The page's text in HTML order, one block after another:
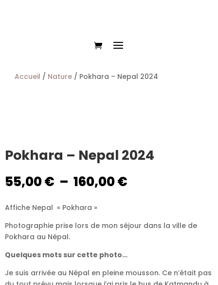
Accueil / Nature / Pokhara – Nepal 2024
Pokhara – Nepal 2024
55,00€ – 160,00€
à
Affiche Nepal « Pokhara »
Photographie prise lors de mon séjour dans la ville de
Pokhara au Népal.
Quelques mots sur cette photo…
Je suis arrivée au Népal en pleine mousson. Ce n’était pas